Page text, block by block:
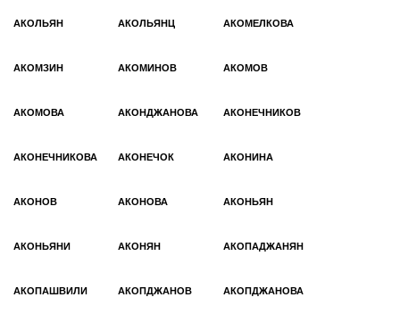
АКОЛЬЯН АКОЛЬЯНЦ АКОМЕЛКОВА
АКОМЗИН АКОМИНОВ АКОМОВ
АКОМОВА АКОНДЖАНОВА АКОНЕЧНИКОВ
АКОНЕЧНИКОВА АКОНЕЧОК АКОНИНА
АКОНОВ АКОНОВА АКОНЬЯН
АКОНЬЯНИ АКОНЯН АКОПАДЖАНЯН
АКОПАШВИЛИ АКОПДЖАНОВ АКОПДЖАНОВА